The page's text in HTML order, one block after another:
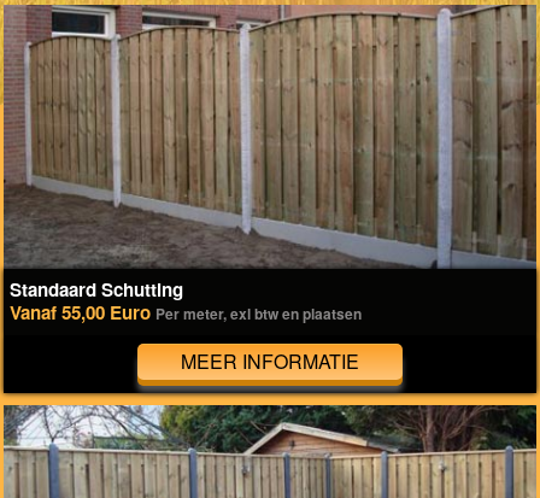
Standaard Schutting
Vanaf 55,00 Euro Per meter, exl btw en plaatsen
MEER INFORMATIE